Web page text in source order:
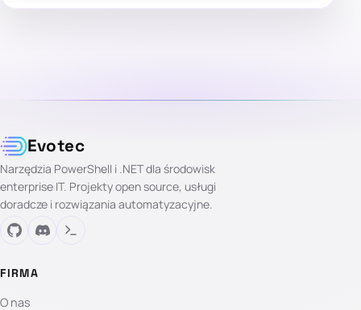
Evotec
Narzędzia PowerShell i .NET dla środowisk
enterprise IT. Projekty open source, usługi
doradcze i rozwiązania automatyzacyjne.
FIRMA
O nas